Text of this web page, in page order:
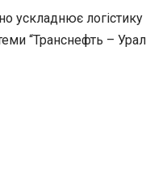
ускладнює логістику
“Транснефть –